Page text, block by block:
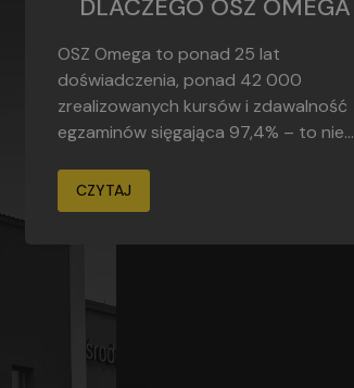
DLACZEGO OSZ OMEGA
OSZ Omega to ponad 25 lat
doświadczenia, ponad 42 000
zrealizowanych kursów i zdawalność
egzaminów sięgająca 97,4% – to nie...
CZYTAJ